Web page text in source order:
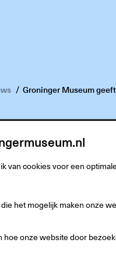
van cookies voor een
het mogelijk maken onze
hoe onze website door
Groninger Museum